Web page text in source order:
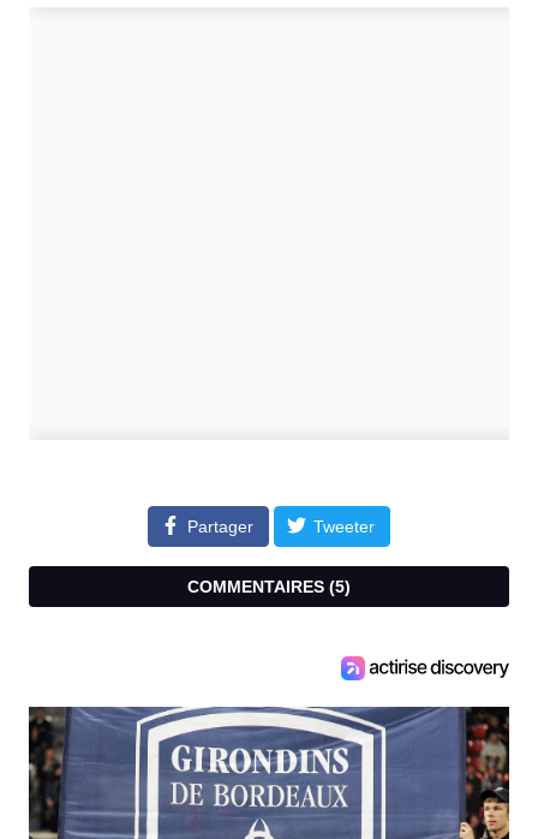
Partager Tweeter
COMMENTAIRES (5)